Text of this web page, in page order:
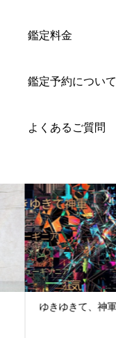
鑑定料金
鑑定予約について
よくあるご質問
ゆきゆきて、神軍